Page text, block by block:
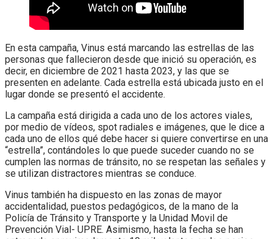
En esta campaña, Vinus está marcando las estrellas de las
personas que fallecieron desde que inició su operación, es
decir, en diciembre de 2021 hasta 2023, y las que se
presenten en adelante. Cada estrella está ubicada justo en el
lugar donde se presentó el accidente.
La campaña está dirigida a cada uno de los actores viales,
por medio de vídeos, spot radiales e imágenes, que le dice a
cada uno de ellos qué debe hacer si quiere convertirse en una
“estrella”, contándoles lo que puede suceder cuando no se
cumplen las normas de tránsito, no se respetan las señales y
se utilizan distractores mientras se conduce.
Vinus también ha dispuesto en las zonas de mayor
accidentalidad, puestos pedagógicos, de la mano de la
Policía de Tránsito y Transporte y la Unidad Movil de
Prevención Vial- UPRE. Asimismo, hasta la fecha se han